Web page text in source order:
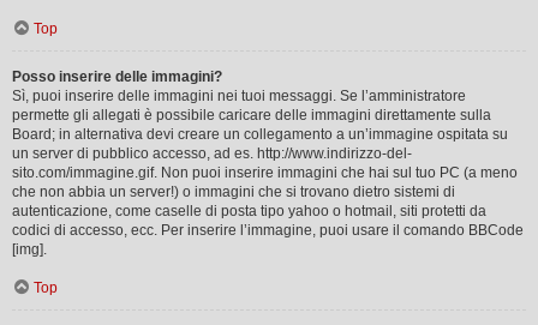
Top
Posso inserire delle immagini?
Sì, puoi inserire delle immagini nei tuoi messaggi. Se l’amministratore
permette gli allegati è possibile caricare delle immagini direttamente sulla
Board; in alternativa devi creare un collegamento a un’immagine ospitata su
un server di pubblico accesso, ad es. http://www.indirizzo-del-
sito.com/immagine.gif. Non puoi inserire immagini che hai sul tuo PC (a meno
che non abbia un server!) o immagini che si trovano dietro sistemi di
autenticazione, come caselle di posta tipo yahoo o hotmail, siti protetti da
codici di accesso, ecc. Per inserire l’immagine, puoi usare il comando BBCode
[img].
Top